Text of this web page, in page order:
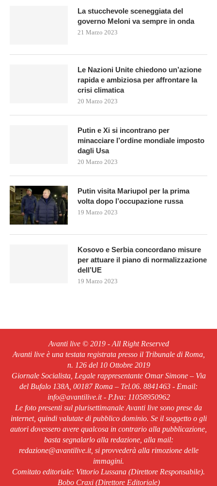
La stucchevole sceneggiata del
governo Meloni va sempre in onda
21 Marzo 2023
Le Nazioni Unite chiedono un’azione
rapida e ambiziosa per affrontare la
crisi climatica
20 Marzo 2023
Putin e Xi si incontrano per
minacciare l’ordine mondiale imposto
dagli Usa
20 Marzo 2023
Putin visita Mariupol per la prima
volta dopo l’occupazione russa
19 Marzo 2023
Kosovo e Serbia concordano misure
per attuare il piano di normalizzazione
dell’UE
19 Marzo 2023
Avanti live © 2019 - All Right Reserved
Avanti live è una testata registrata presso il Tribunale di Roma,
n. 126 del 10 Ottobre 2019
Giornale Socialista, Legale rappresentante Omar Simone – Via
del Bufalo 138A, 00187 Roma – Tel.06. 8841463 - Email:
info@avantilive.it - P.Iva: 11058950962
Le foto presenti sul plurisettimanale Avanti live sono prese da
internet, quindi valutate di pubblico dominio. Se il soggetto o gli
autori dovessero avere qualcosa in contrario alla pubblicazione,
basta segnalarlo alla redazione, alla mail:
redazione@avantilive.it, si provvederà alla rimozione delle
immagini.
Comitato editoriale: Vittorio Lussana (Direttore Responsabile).
Bobo Craxi (Direttore Editoriale)